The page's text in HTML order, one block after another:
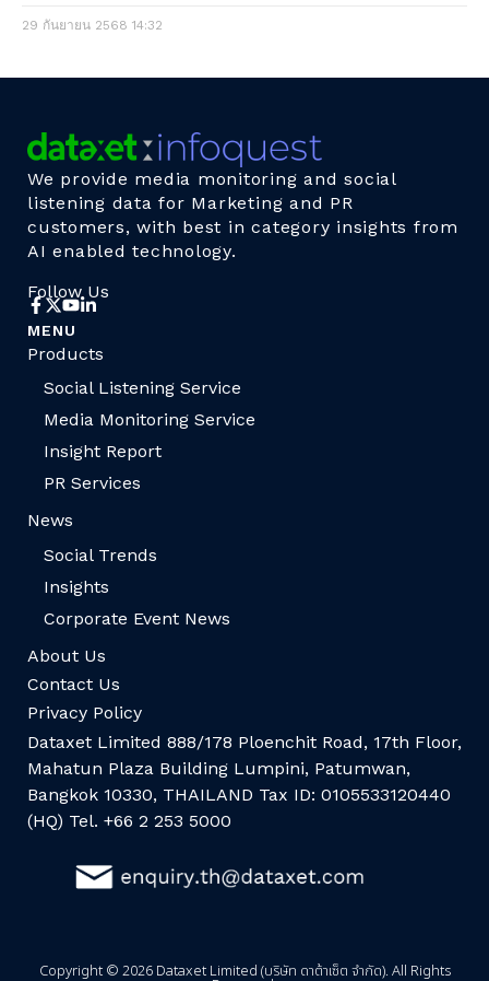
29 กันยายน 2568 14:32
We provide media monitoring and social
listening data for Marketing and PR
customers, with best in category insights from
AI enabled technology.
Follow Us
MENU
Products
Social Listening Service
Media Monitoring Service
Insight Report
PR Services
News
Social Trends
Insights
Corporate Event News
About Us
Contact Us
Privacy Policy
Dataxet Limited 888/178 Ploenchit Road, 17th Floor,
Mahatun Plaza Building Lumpini, Patumwan,
Bangkok 10330, THAILAND Tax ID: 0105533120440
(HQ) Tel. +66 2 253 5000
Copyright © 2026 Dataxet Limited (บริษัท ดาต้าเซ็ต จำกัด). All Rights